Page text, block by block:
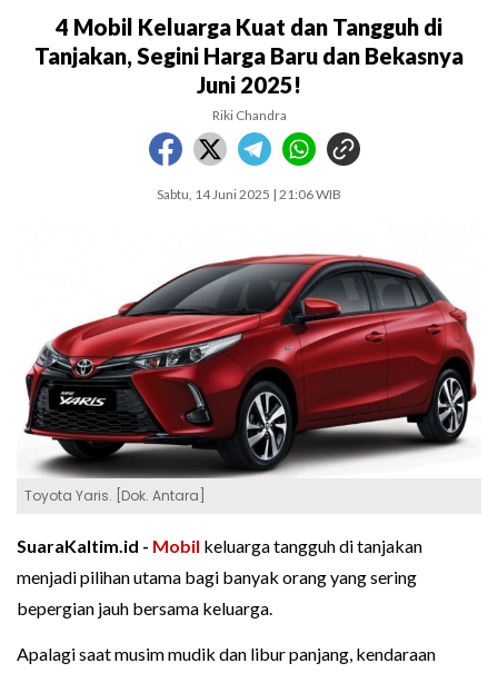
4 Mobil Keluarga Kuat dan Tangguh di
Tanjakan, Segini Harga Baru dan Bekasnya
Juni 2025!
Riki Chandra
Sabtu, 14 Juni 2025 | 21:06 WIB
Toyota Yaris. [Dok. Antara]
SuaraKaltim.id - Mobil keluarga tangguh di tanjakan
menjadi pilihan utama bagi banyak orang yang sering
bepergian jauh bersama keluarga.
Apalagi saat musim mudik dan libur panjang, kendaraan